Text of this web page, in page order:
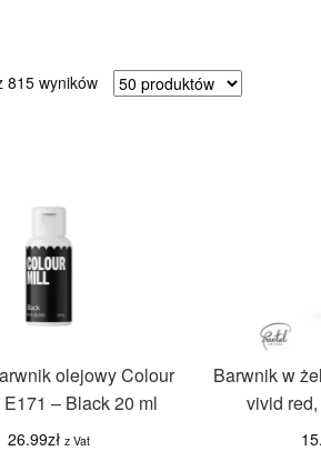
815 wynikówPosortowane
olejowy Colour
– Black 20 ml
26.99zł z Vat
Barwnik w
vivid